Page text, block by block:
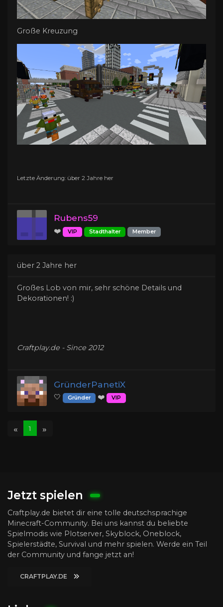
Große Kreuzung
Letzte Änderung: über 2 Jahre her
Rubens59
❤️ VIP Stadthalter Member
über 2 Jahre her
Großes Lob von mir, sehr schöne Details und
Dekorationen! :)
Craftplay.de - Since 2012
GründerPanetiX
🤍 Gründer ❤️ VIP
« 1 »
Jetzt spielen
Craftplay.de bietet dir eine tolle deutschsprachige
Minecraft-Community. Bei uns kannst du beliebte
Spielmodis wie Plotserver, Skyblock, Oneblock,
Spielerstädte, Survival und mehr spielen. Werde ein Teil
der Community und fange jetzt an!
CRAFTPLAY.DE